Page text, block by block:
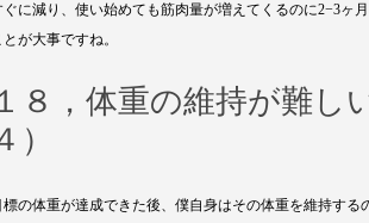
ぐに減り、使い始めても筋肉量が増えてくるのに2−3
とが大事ですね。
８，体重の維持が難し
）
標の体重が達成できた後、僕自身はその体重を維持す